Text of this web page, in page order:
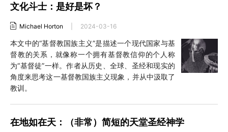
文化斗士：是好是坏？
Michael Horton 2024-03-16
本文中的“基督教国族主义”是描述一个现代国家与基
督教的关系，就像称一个拥有基督教信仰的个人称
为“基督徒”一样。作者从历史、全球、圣经和现实的
角度来思考这一基督教国族主义现象，并从中汲取了
教训。
在地如在天：（非常）简短的天堂圣经神学